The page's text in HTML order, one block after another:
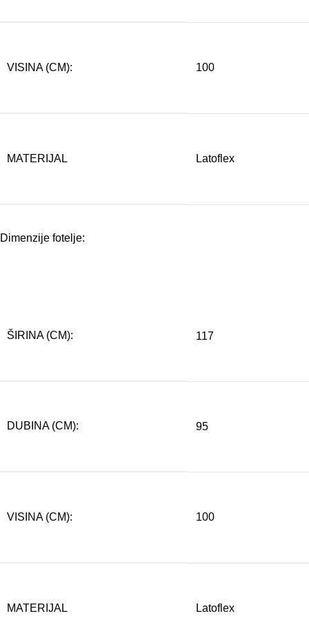
VISINA (CM): 100
MATERIJAL Latoflex
Dimenzije fotelje:
ŠIRINA (CM): 117
DUBINA (CM): 95
VISINA (CM): 100
MATERIJAL Latoflex